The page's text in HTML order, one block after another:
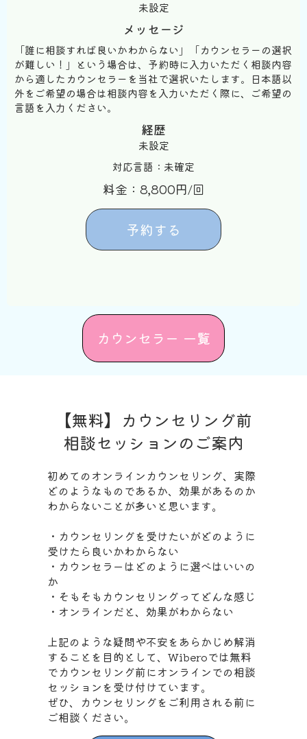
未設定
メッセージ
「誰に相談すれば良いかわからない」「カウンセラーの選択
が難しい！」という場合は、予約時に入力いただく相談内容
から適したカウンセラーを当社で選択いたします。日本語以
外をご希望の場合は相談内容を入力いただく際に、ご希望の
言語を入力ください。
経歴
未設定
対応言語：未確定
料金：8,800円/回
予約する
カウンセラー 一覧
【無料】カウンセリング前
相談セッションのご案内
初めてのオンラインカウンセリング、実際
どのようなものであるか、効果があるのか
わからないことが多いと思います。
・カウンセリングを受けたいがどのように
受けたら良いかわからない
・カウンセラーはどのように選べはいいの
か
・そもそもカウンセリングってどんな感じ
・オンラインだと、効果がわからない
上記のような疑問や不安をあらかじめ解消
することを目的として、Wiberoでは無料
でカウンセリング前にオンラインでの相談
セッションを受け付けています。
ぜひ、カウンセリングをご利用される前に
ご相談ください。